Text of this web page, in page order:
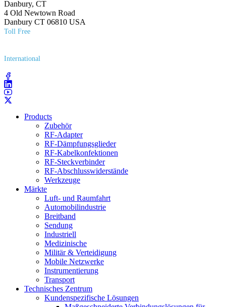
Danbury, CT
4 Old Newtown Road
Danbury CT 06810 USA
Toll Free
International
Products
Zubehör
RF-Adapter
RF-Dämpfungsglieder
RF-Kabelkonfektionen
RF-Steckverbinder
RF-Abschlusswiderstände
Werkzeuge
Märkte
Luft- und Raumfahrt
Automobilindustrie
Breitband
Sendung
Industriell
Medizinische
Militär & Verteidigung
Mobile Netzwerke
Instrumentierung
Transport
Technisches Zentrum
Kundenspezifische Lösungen